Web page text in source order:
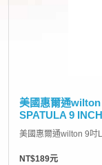
美國惠爾通
SPATULA 9 INCH
美國惠爾通wilton 9吋
NT$189元